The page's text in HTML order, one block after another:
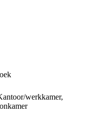
werkkamer,